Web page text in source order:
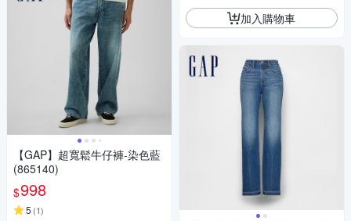
【GAP】超寬鬆牛仔褲-染色藍
(865140)
$998
5 (1)
加入購物車